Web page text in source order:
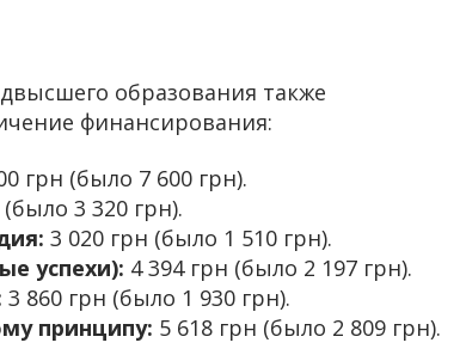
образования также
финансирования:
грн (было 7 600 грн).
3 320 грн).
3 020 грн (было 1 510 грн).
успехи): 4 394 грн (было 2 197 грн).
3 860 грн (было 1 930 грн).
принципу: 5 618 грн (было 2 809 грн).